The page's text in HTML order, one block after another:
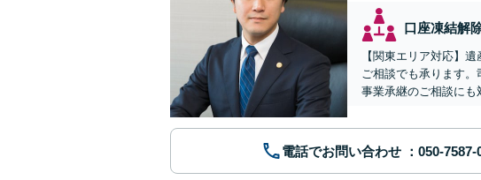
口座凍結解
【関東エリア対応】
ご相談でも承ります
事業承継のご相談にも
電話でお問い合わせ